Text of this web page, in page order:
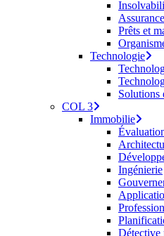
Assurance
Prêts et
Technologie
Solutions
COL 3
Immobilie
Ingénierie
Détective